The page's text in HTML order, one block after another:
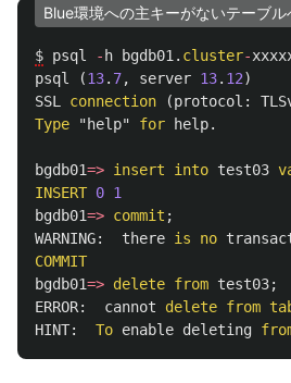
Blue環境への主キーがないテーブ
$ psql - h bgdb01. cluster-
psql
(13. 7, server 13. 12)
SSL connection (protocol :
Type
"help" for help.
bgdb01=> insert into test03
INSERT 0 1
bgdb01=> commit ;
WARNING: there is no
COMMIT
bgdb01=> delete from test03;
ERROR: cannot delete from
HINT: To enable deleting